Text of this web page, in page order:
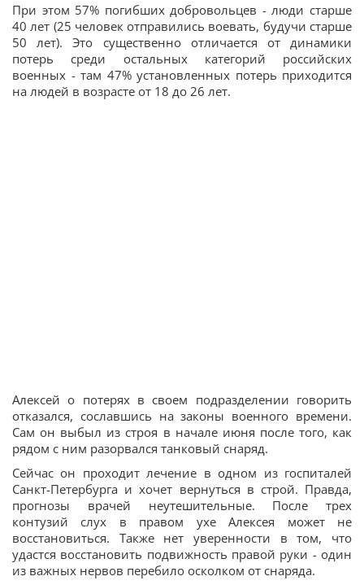
При этом 57% погибших добровольцев - люди старше
40 лет (25 человек отправились воевать, будучи старше
50 лет). Это существенно отличается от динамики
потерь среди остальных категорий российских
военных - там 47% установленных потерь приходится
на людей в возрасте от 18 до 26 лет.
Алексей о потерях в своем подразделении говорить
отказался, сославшись на законы военного времени.
Сам он выбыл из строя в начале июня после того, как
рядом с ним разорвался танковый снаряд.
Сейчас он проходит лечение в одном из госпиталей
Санкт-Петербурга и хочет вернуться в строй. Правда,
прогнозы врачей неутешительные. После трех
контузий слух в правом ухе Алексея может не
восстановиться. Также нет уверенности в том, что
удастся восстановить подвижность правой руки - один
из важных нервов перебило осколком от снаряда.